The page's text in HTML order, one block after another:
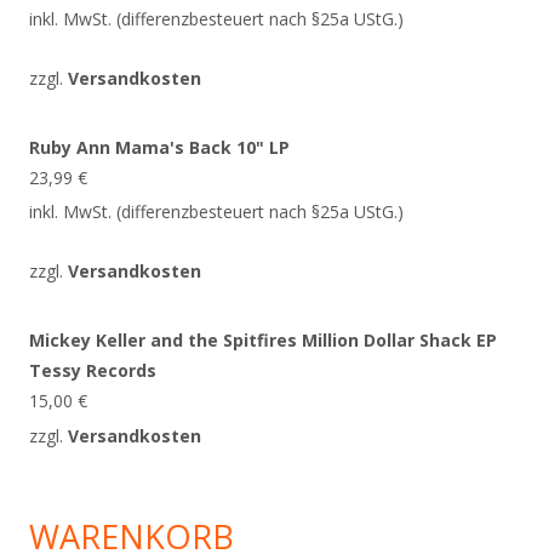
inkl. MwSt. (differenzbesteuert nach §25a UStG.)
zzgl. Versandkosten
Ruby Ann Mama's Back 10" LP
23,99 €
inkl. MwSt. (differenzbesteuert nach §25a UStG.)
zzgl. Versandkosten
Mickey Keller and the Spitfires Million Dollar Shack EP
Tessy Records
15,00 €
zzgl. Versandkosten
WARENKORB